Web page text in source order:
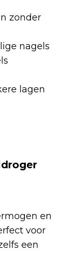
zonder
nagels
lagen
en
voor
een